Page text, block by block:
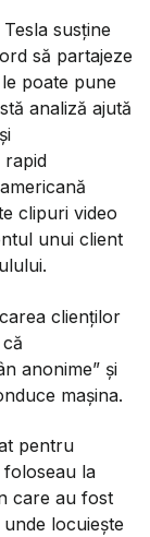
susține
să partajeze
poate pune
analiză ajută
rapid
clipuri video
unui client
clienților
anonime” și
mașina.
pentru
la
care au fost
locuiește